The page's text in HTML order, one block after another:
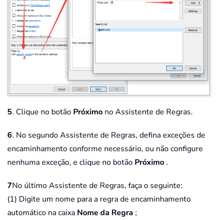
5. Clique no botão Próximo no Assistente de Regras.
6. No segundo Assistente de Regras, defina exceções de
encaminhamento conforme necessário, ou não configure
nenhuma exceção, e clique no botão Próximo .
7No último Assistente de Regras, faça o seguinte:
(1) Digite um nome para a regra de encaminhamento
automático na caixa Nome da Regra ;